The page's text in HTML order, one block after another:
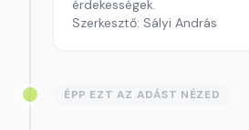
érdekességek.
Szerkesztő: Sályi András
ÉPP EZT AZ ADÁST NÉZED